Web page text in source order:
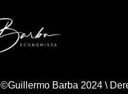
©Guillermo Barba 2024 \